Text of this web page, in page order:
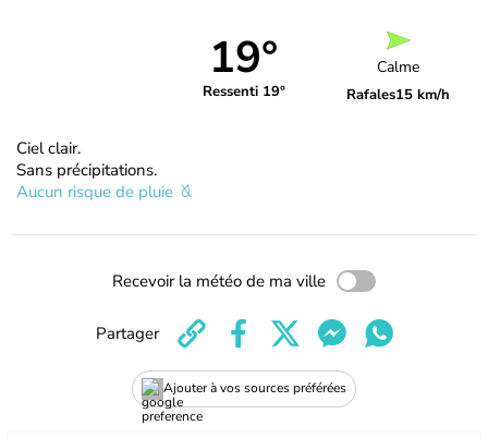
19°
Ressenti 19°
Calme
Rafales15 km/h
Ciel clair.
Sans précipitations.
Aucun risque de pluie
Recevoir la météo de ma ville
Ajouter à vos sources préférées
Partager